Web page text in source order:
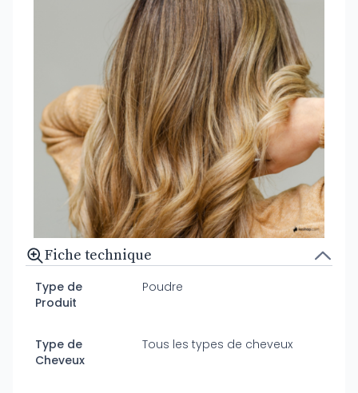
Fiche technique
Type de
Produit
Poudre
Type de
Cheveux
Tous les types de cheveux